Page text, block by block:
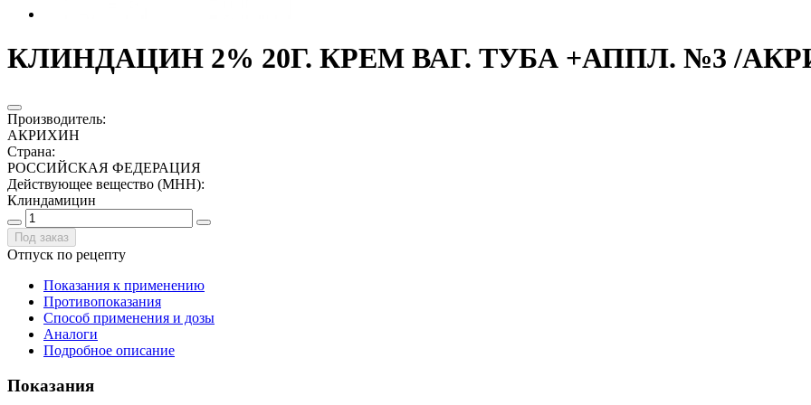
КЛИНДАЦИН 2% 20Г. КРЕМ ВАГ. ТУБА +АППЛ. №3 /
Производитель:
АКРИХИН
Страна:
РОССИЙСКАЯ ФЕДЕРАЦИЯ
Действующее вещество (МНН):
Клиндамицин
Под заказ
Отпуск по рецепту
Показания к применению
Противопоказания
Способ применения и дозы
Аналоги
Подробное описание
Показания